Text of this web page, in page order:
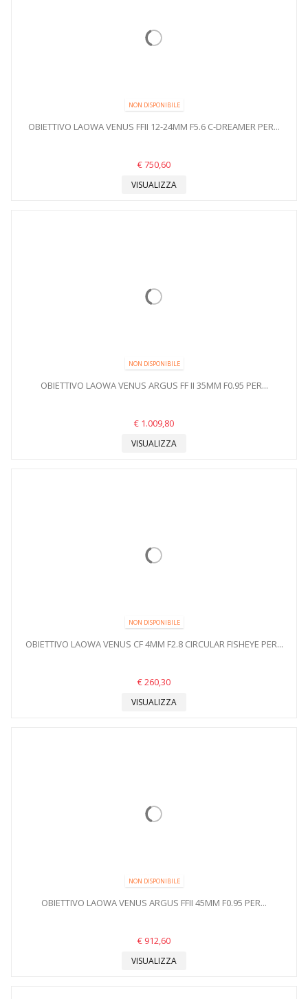
NON DISPONIBILE
OBIETTIVO LAOWA VENUS FFII 12-24MM F5.6 C-DREAMER PER...
€ 750,60
VISUALIZZA
NON DISPONIBILE
OBIETTIVO LAOWA VENUS ARGUS FF II 35MM F0.95 PER...
€ 1.009,80
VISUALIZZA
NON DISPONIBILE
OBIETTIVO LAOWA VENUS CF 4MM F2.8 CIRCULAR FISHEYE PER...
€ 260,30
VISUALIZZA
NON DISPONIBILE
OBIETTIVO LAOWA VENUS ARGUS FFII 45MM F0.95 PER...
€ 912,60
VISUALIZZA